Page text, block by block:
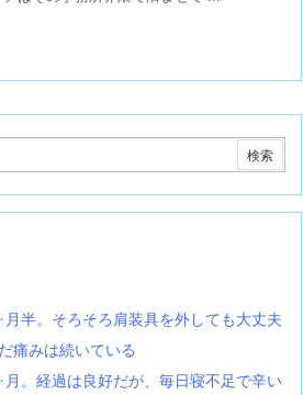
半。そろそろ肩装具を外しても大丈夫
痛みは続いている
月。経過は良好だが、毎日寝不足で辛い